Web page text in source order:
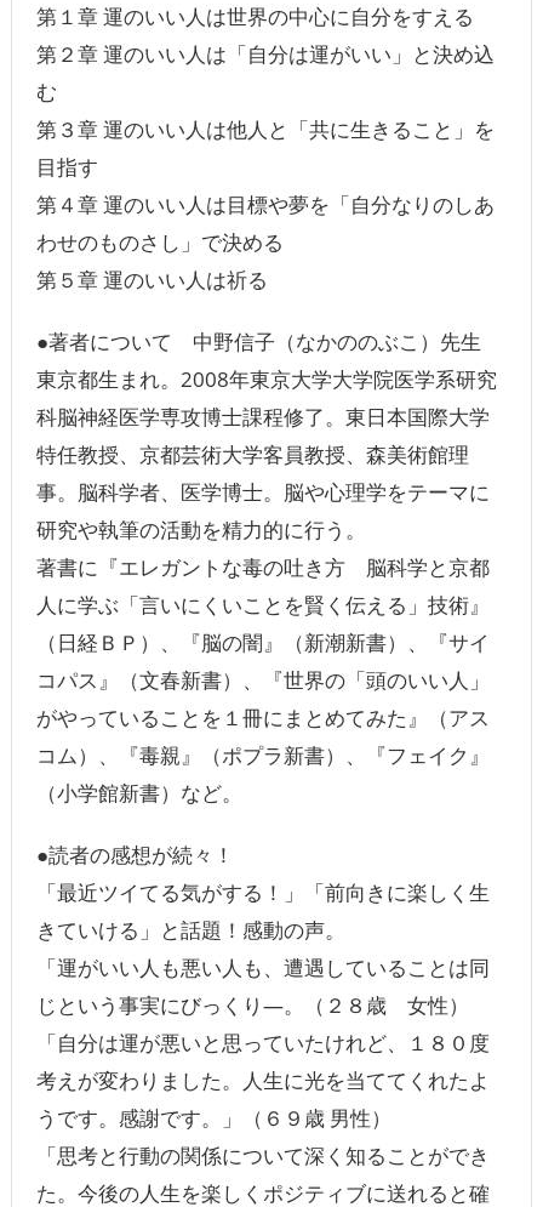
第１章 運のいい人は世界の中心に自分をすえる
第２章 運のいい人は「自分は運がいい」と決め込
む
第３章 運のいい人は他人と「共に生きること」を
目指す
第４章 運のいい人は目標や夢を「自分なりのしあ
わせのものさし」で決める
第５章 運のいい人は祈る
●著者について 中野信子（なかののぶこ）先生
東京都生まれ。2008年東京大学大学院医学系研究
科脳神経医学専攻博士課程修了。東日本国際大学
特任教授、京都芸術大学客員教授、森美術館理
事。脳科学者、医学博士。脳や心理学をテーマに
研究や執筆の活動を精力的に行う。
著書に『エレガントな毒の吐き方 脳科学と京都
人に学ぶ「言いにくいことを賢く伝える」技術』
（日経ＢＰ）、『脳の闇』（新潮新書）、『サイ
コパス』（文春新書）、『世界の「頭のいい人」
がやっていることを１冊にまとめてみた』（アス
コム）、『毒親』（ポプラ新書）、『フェイク』
（小学館新書）など。
●読者の感想が続々！
「最近ツイてる気がする！」「前向きに楽しく生
きていける」と話題！感動の声。
「運がいい人も悪い人も、遭遇していることは同
じという事実にびっくり―。（２８歳 女性）
「自分は運が悪いと思っていたけれど、１８０度
考えが変わりました。人生に光を当ててくれたよ
うです。感謝です。」（６９歳 男性）
「思考と行動の関係について深く知ることができ
た。今後の人生を楽しくポジティブに送れると確